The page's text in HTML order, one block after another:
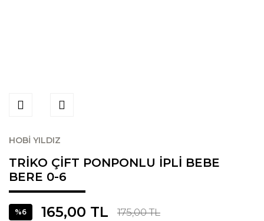
HOBİ YILDIZ
TRİKO ÇİFT PONPONLU İPLİ BEBE
BERE 0-6
%6 165,00 TL 175,00 TL